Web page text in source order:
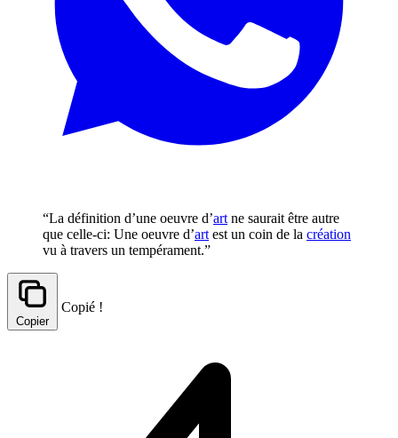
“La définition d’une oeuvre d’art ne saurait être autre
que celle-ci: Une oeuvre d’art est un coin de la création
vu à travers un tempérament.”
Copier
Copié !